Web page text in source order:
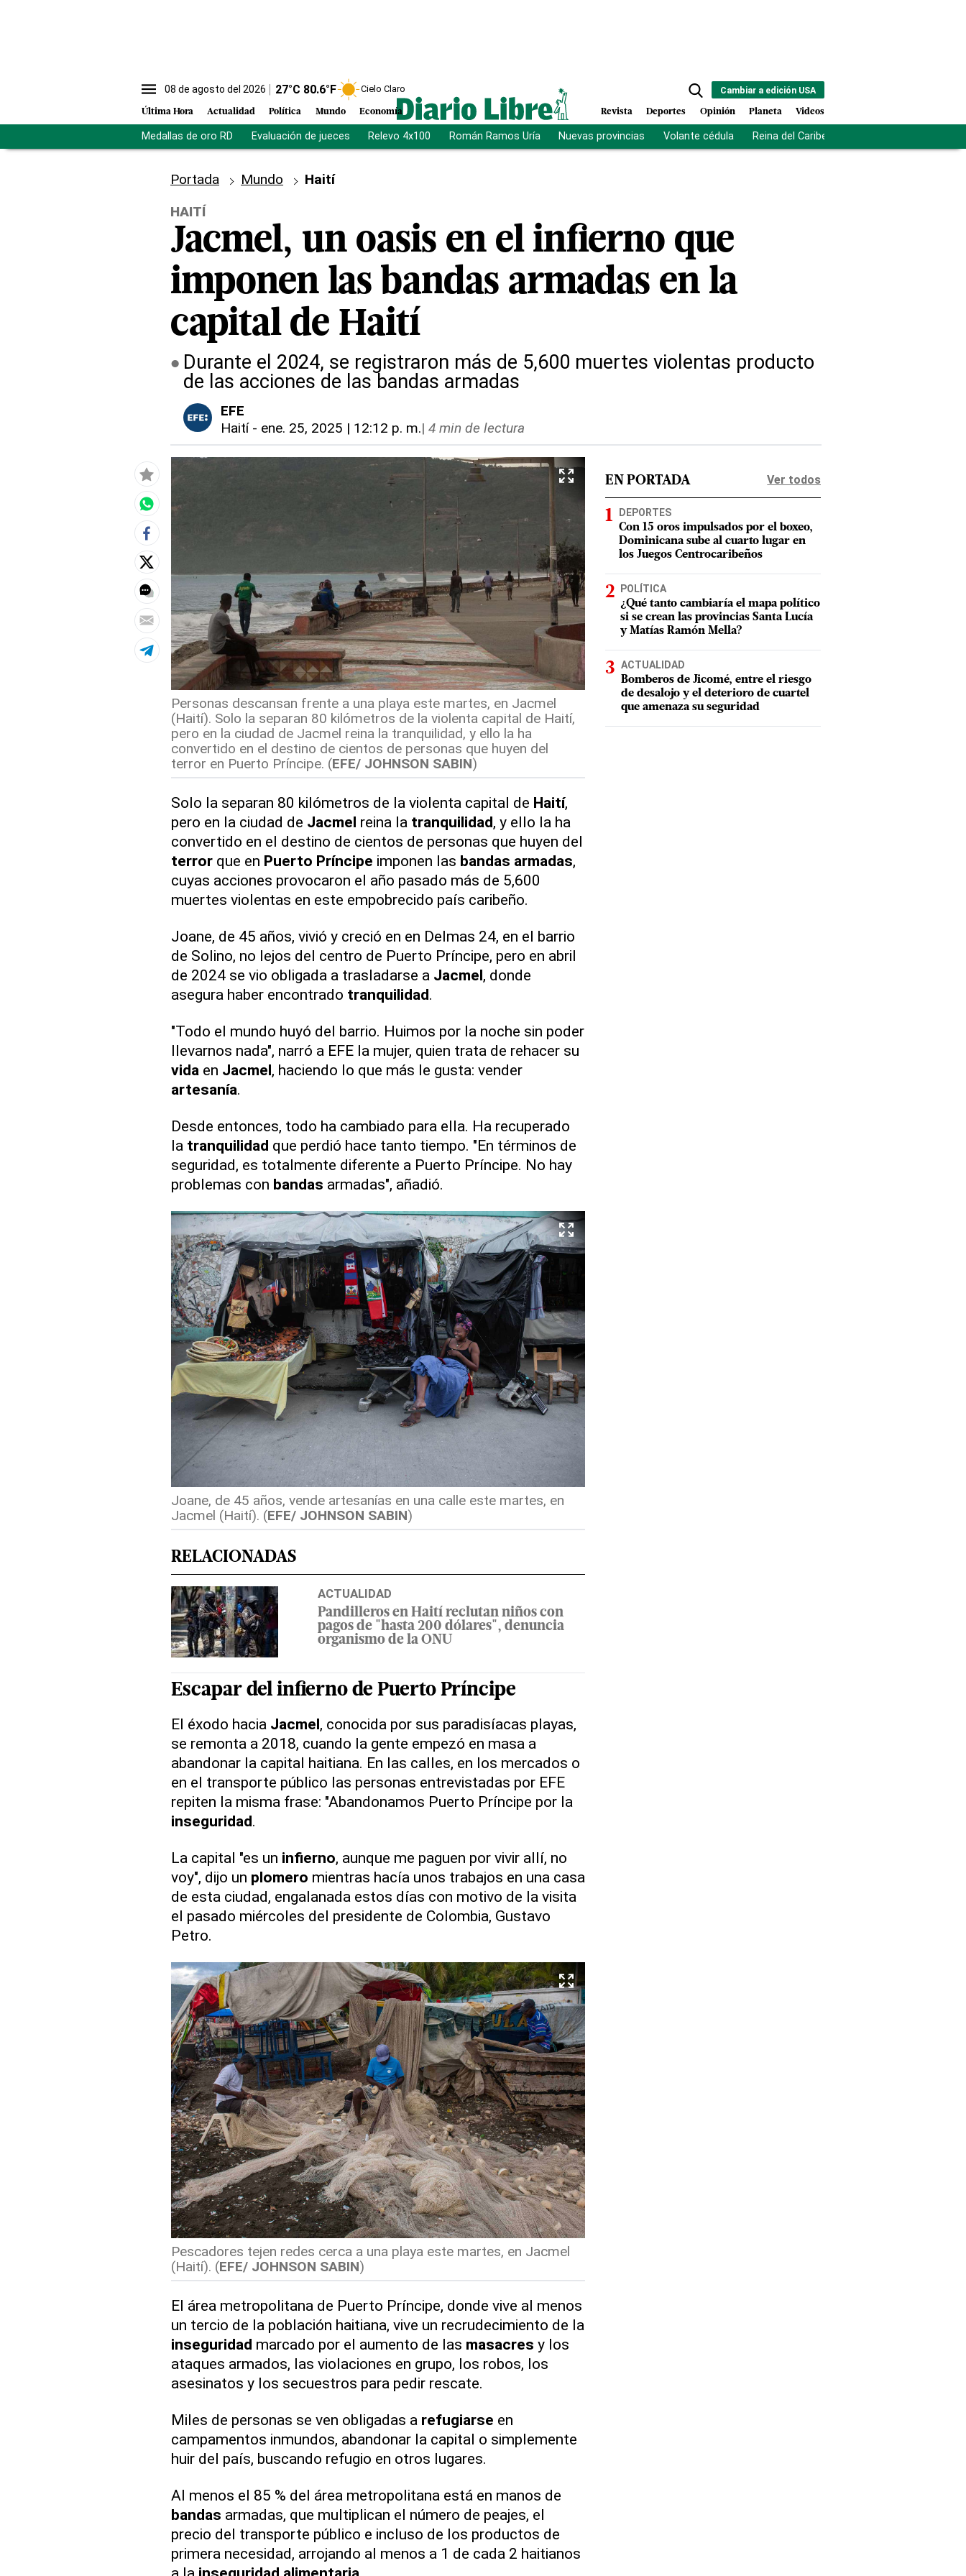
08 de agosto del 2026 27°C 80.6°F Cielo Claro
Última Hora Actualidad Política Mundo Economía
Cambiar a edición USA
Revista Deportes Opinión Planeta Videos
Medallas de oro RD Evaluación de jueces Relevo 4x100 Román Ramos Uría Nuevas provincias Volante cédula Reina del Caribe
Portada Mundo
Haití
HAITÍ
Jacmel, un oasis en el infierno que
imponen las bandas armadas en la
capital de Haití
Durante el 2024, se registraron más de 5,600 muertes violentas producto
de las acciones de las bandas armadas
EFE
Haití- ene. 25, 2025 | 12:12 p. m.| 4 min de lectura
Personas descansan frente a una playa este martes, en Jacmel
(Haití). Solo la separan 80 kilómetros de la violenta capital de Haití,
pero en la ciudad de Jacmel reina la tranquilidad, y ello la ha
convertido en el destino de cientos de personas que huyen del
terror en Puerto Príncipe. (EFE/ JOHNSON SABIN)
Solo la separan 80 kilómetros de la violenta capital de Haití,
pero en la ciudad de Jacmel reina la tranquilidad, y ello la ha
convertido en el destino de cientos de personas que huyen del
terrorque en Puerto Príncipe imponen las bandas armadas,
cuyas acciones provocaron el año pasado más de 5,600
muertes violentas en este empobrecido país caribeño.
Joane, de 45 años, vivió y creció en en Delmas 24, en el barrio
de Solino, no lejos del centro de Puerto Príncipe, pero en abril
de 2024 se vio obligada a trasladarse a Jacmel, donde
asegura haber encontrado tranquilidad.
"Todo el mundo huyó del barrio. Huimos por la noche sin poder
llevarnos nada", narró a EFE la mujer, quien trata de rehacer su
vida en Jacmel, haciendo lo que más le gusta: vender
artesanía.
Desde entonces, todo ha cambiado para ella. Ha recuperado
la tranquilidad que perdió hace tanto tiempo. "En términos de
seguridad, es totalmente diferente a Puerto Príncipe. No hay
problemas con bandas armadas", añadió.
Joane, de 45 años, vende artesanías en una calle este martes, en
Jacmel (Haití). (EFE/ JOHNSON SABIN)
RELACIONADAS
ACTUALIDAD
Pandilleros en Haití reclutan niños con
pagos de "hasta 200 dólares", denuncia
organismo de la ONU
Escapar del infiernode Puerto Príncipe
El éxodo hacia Jacmel, conocida por sus paradisíacas playas,
se remonta a 2018, cuando la gente empezó en masa a
abandonar la capital haitiana. En las calles, en los mercados o
en el transporte público las personas entrevistadas por EFE
repiten la misma frase: "Abandonamos Puerto Príncipe por la
inseguridad.
La capital "es un infierno, aunque me paguen por vivir allí, no
voy", dijo un plomero mientras hacía unos trabajos en una casa
de esta ciudad, engalanada estos días con motivo de la visita
el pasado miércoles del presidente de Colombia, Gustavo
Petro.
Pescadores tejen redes cerca a una playa este martes, en Jacmel
(Haití). (EFE/ JOHNSON SABIN)
El área metropolitana de Puerto Príncipe, donde vive al menos
un tercio de la población haitiana, vive un recrudecimiento de la
inseguridad marcado por el aumento de las masacres y los
ataques armados, las violaciones en grupo, los robos, los
asesinatos y los secuestros para pedir rescate.
Miles de personas se ven obligadas a refugiarse en
campamentos inmundos, abandonar la capital o simplemente
huir del país, buscando refugio en otros lugares.
Al menos el 85 % del área metropolitana está en manos de
bandas armadas, que multiplican el número de peajes, el
precio del transporte público e incluso de los productos de
primera necesidad, arrojando al menos a 1 de cada 2 haitianos
EN PORTADA Ver todos
DEPORTES
Con 15 oros impulsados por el boxeo,
Dominicana sube al cuarto lugar en
los Juegos Centrocaribeños
POLÍTICA
¿Qué tanto cambiaría el mapa político
si se crean las provincias Santa Lucía
y Matías Ramón Mella?
ACTUALIDAD
Bomberos de Jicomé, entre el riesgo
de desalojo y el deterioro de cuartel
que amenaza su seguridad